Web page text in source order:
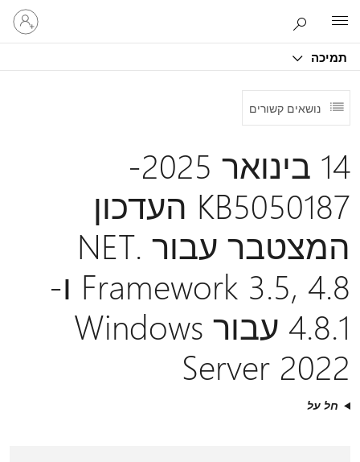
תמיכה
היכנס
לחשבון
שלך
נושאים קשורים
14 בינואר 2025-
KB5050187 העדכון
המצטבר עבור .NET
Framework 3.5, 4.8 ו-
4.8.1 עבור Windows
Server 2022
חל על